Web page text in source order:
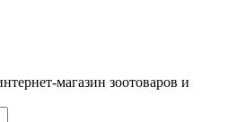
магазин зоотоваров и